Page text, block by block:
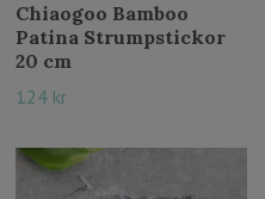
Chiaogoo Bamboo
Patina Strumpstickor
20 cm
124 kr